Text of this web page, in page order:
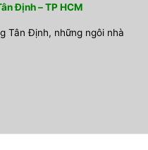
Định – TP HCM
Tân Định, những ngôi nhà